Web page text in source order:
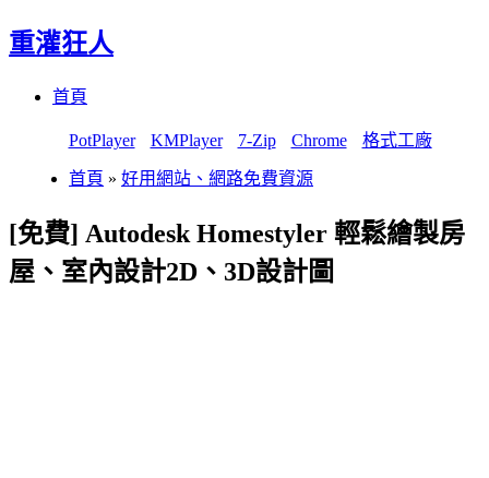
重灌狂人
首頁
PotPlayer KMPlayer 7-Zip Chrome 格式工廠
首頁 » 好用網站、網路免費資源
[免費] Autodesk Homestyler 輕鬆繪製房
屋、室內設計2D、3D設計圖